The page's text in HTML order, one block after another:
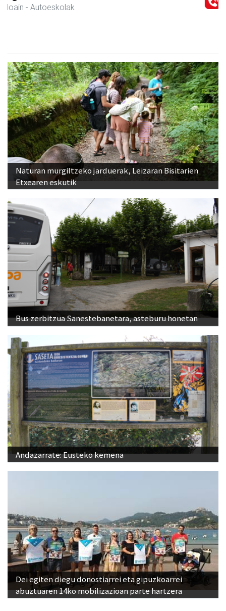
Andoain - Gozotegiak
Naturan murgiltzeko jarduerak, Leizaran Bisitarien
Etxearen eskutik
Bus zerbitzua Sanestebanetara, asteburu honetan
Andazarrate: Eusteko kemena
Dei egiten diegu donostiarrei eta gipuzkoarrei
abuztuaren 14ko mobilizazioan parte hartzera